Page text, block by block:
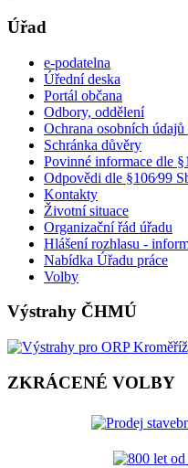
Úřad
e-podatelna
Úřední deska
Portál občana
Odbory, oddělení
Ochrana osobních
Schránka důvěry
Povinné informace dle
Odpovědi dle §106⁄99
Kontakty
Životní situace
Organizační řád úřadu
Hlášení rozhlasu -
Nabídka Úřadu práce
Volby
Výstrahy ČHMÚ
ZKRÁCENÉ VOLBY